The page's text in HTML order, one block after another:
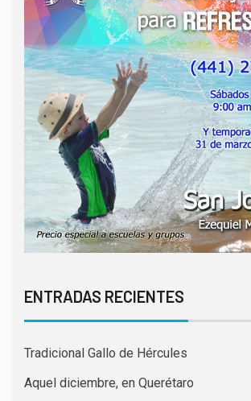
ENTRADAS RECIENTES
Tradicional Gallo de Hércules
Aquel diciembre, en Querétaro